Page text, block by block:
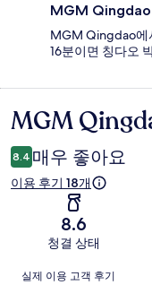
MGM Qingdao
MGM Qingdao에
16분이면 칭다오
이
용
후
MGM
8.4 매우 좋아요
이용 후기 18개
8.6
청결 상태
이
실제 이용 고객 후기